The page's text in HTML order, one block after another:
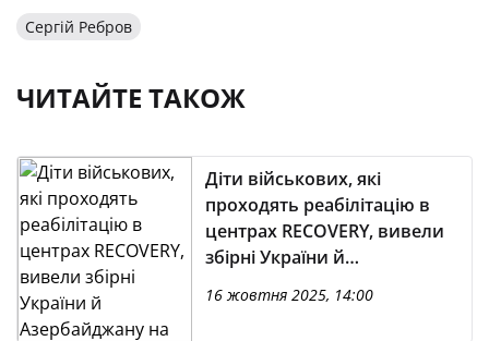
Сергій Ребров
ЧИТАЙТЕ ТАКОЖ
Діти військових, які
проходять реабілітацію в
центрах RECOVERY, вивели
збірні України й
16 жовтня 2025, 14:00